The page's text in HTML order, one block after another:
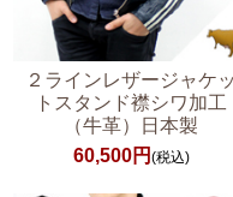
２ラインレザージャケッ
トスタンド襟シワ加工
（牛革）日本製
60,500円 (税込)